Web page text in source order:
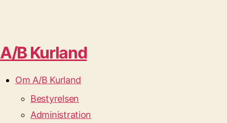
A/B Kurland
Om A/B Kurland
Bestyrelsen
Administration